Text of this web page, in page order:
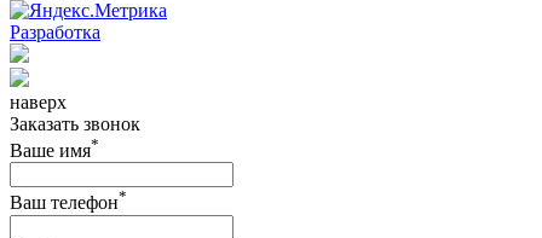
Разработка
наверх
Заказать звонок
Ваше имя*
Ваш телефон*